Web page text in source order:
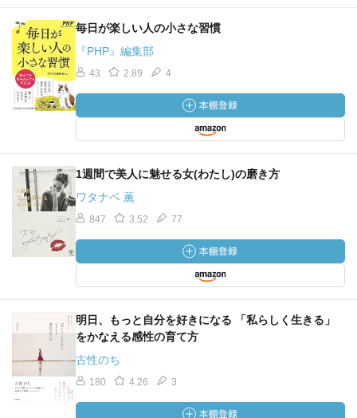
毎日が楽しい人の小さな習慣
『PHP』編集部
43 2.89 4
1週間で美人に魅せる女(わたし)の磨き方
ワタナベ 薫
847 3.52 77
明日、もっと自分を好きになる 「私らしく生きる」
をかなえる感性の育て方
古性のち
180 4.26 3